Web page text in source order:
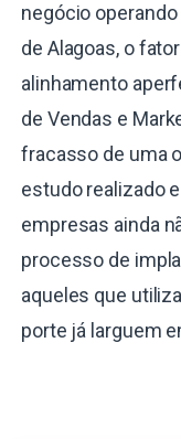
negócio
de Alagoas, o
alinhamento
de Vendas e
fracasso de uma
estudo realizado
empresas ainda
processo de
aqueles que
porte já larguem